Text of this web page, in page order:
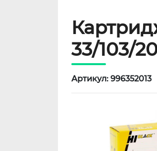
33/103/
Артикул: 996352013